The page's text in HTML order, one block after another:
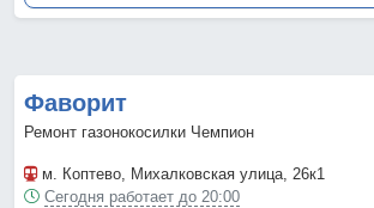
Фаворит
Ремонт газонокосилки Чемпион
м. Коптево, Михалковская улица, 26к1
Сегодня работает до 20:00